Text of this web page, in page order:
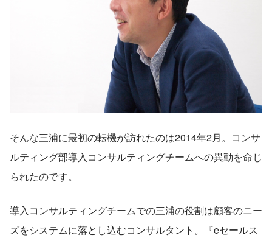
そんな三浦に最初の転機が訪れたのは2014年2月。コンサ
ルティング部導入コンサルティングチームへの異動を命じ
られたのです。
導入コンサルティングチームでの三浦の役割は顧客のニー
ズをシステムに落とし込むコンサルタント。『eセールス